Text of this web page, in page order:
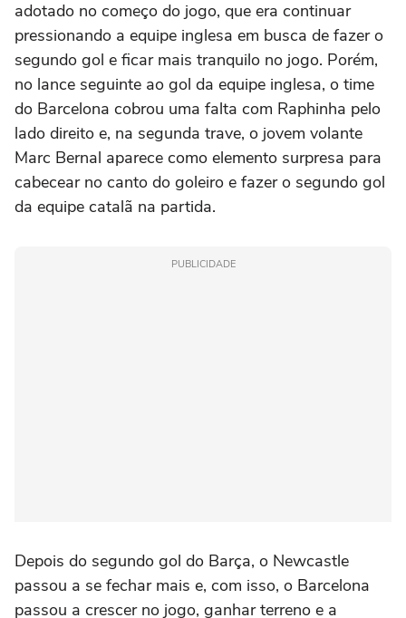
adotado no começo do jogo, que era continuar
pressionando a equipe inglesa em busca de fazer o
segundo gol e ficar mais tranquilo no jogo. Porém,
no lance seguinte ao gol da equipe inglesa, o time
do Barcelona cobrou uma falta com Raphinha pelo
lado direito e, na segunda trave, o jovem volante
Marc Bernal aparece como elemento surpresa para
cabecear no canto do goleiro e fazer o segundo gol
da equipe catalã na partida.
PUBLICIDADE
Depois do segundo gol do Barça, o Newcastle
passou a se fechar mais e, com isso, o Barcelona
passou a crescer no jogo, ganhar terreno e a